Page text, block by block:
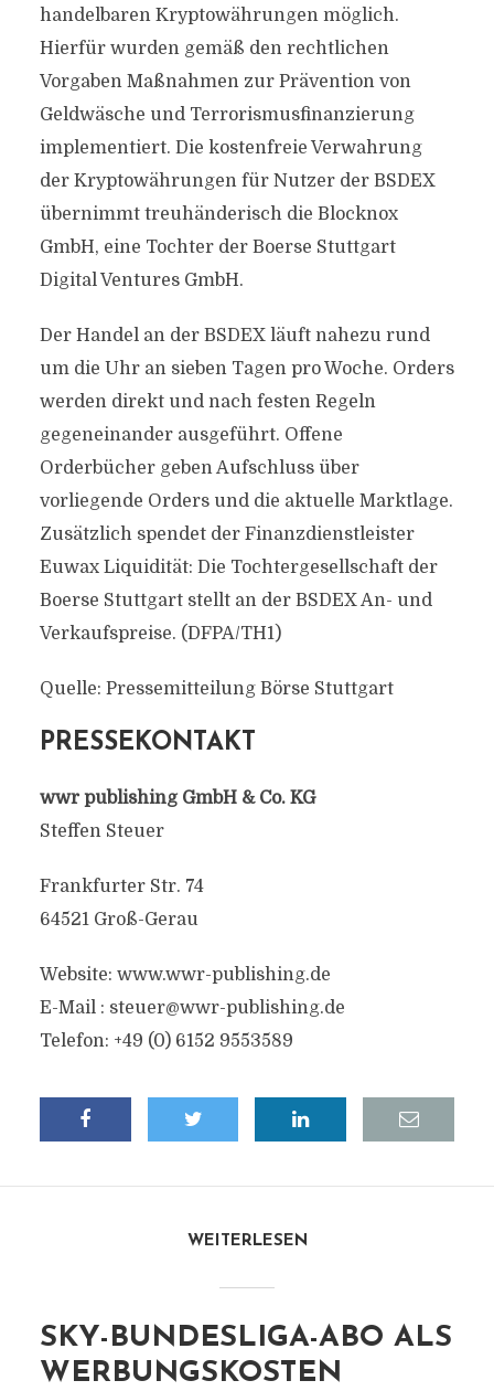
handelbaren Kryptowährungen möglich.
Hierfür wurden gemäß den rechtlichen
Vorgaben Maßnahmen zur Prävention von
Geldwäsche und Terrorismusfinanzierung
implementiert. Die kostenfreie Verwahrung
der Kryptowährungen für Nutzer der BSDEX
übernimmt treuhänderisch die Blocknox
GmbH, eine Tochter der Boerse Stuttgart
Digital Ventures GmbH.
Der Handel an der BSDEX läuft nahezu rund
um die Uhr an sieben Tagen pro Woche. Orders
werden direkt und nach festen Regeln
gegeneinander ausgeführt. Offene
Orderbücher geben Aufschluss über
vorliegende Orders und die aktuelle Marktlage.
Zusätzlich spendet der Finanzdienstleister
Euwax Liquidität: Die Tochtergesellschaft der
Boerse Stuttgart stellt an der BSDEX An- und
Verkaufspreise. (DFPA/TH1)
Quelle: Pressemitteilung Börse Stuttgart
PRESSEKONTAKT
wwr publishing GmbH & Co. KG
Steffen Steuer
Frankfurter Str. 74
64521 Groß-Gerau
Website: www.wwr-publishing.de
E-Mail : steuer@wwr-publishing.de
Telefon: +49 (0) 6152 9553589
WEITERLESEN
SKY-BUNDESLIGA-ABO ALS
WERBUNGSKOSTEN